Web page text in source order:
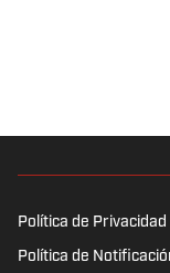
Política de Privacidad
Política de